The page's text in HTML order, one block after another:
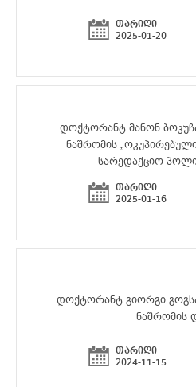
თარიღი
2025-01-20
დოქტორანტ მანონ
ნაშრომის
სარედაქციო
თარიღი
2025-01-16
დოქტორანტ გიორგი
ნაშრომის
თარიღი
2024-11-15